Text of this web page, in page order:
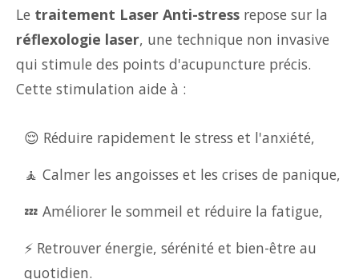
Le traitement Laser Anti-stress repose sur la
réflexologie laser, une technique non invasive
qui stimule des points d'acupuncture précis.
Cette stimulation aide à :
😌 Réduire rapidement le stress et l'anxiété,
🧘 Calmer les angoisses et les crises de panique,
💤 Améliorer le sommeil et réduire la fatigue,
⚡ Retrouver énergie, sérénité et bien-être au
quotidien.